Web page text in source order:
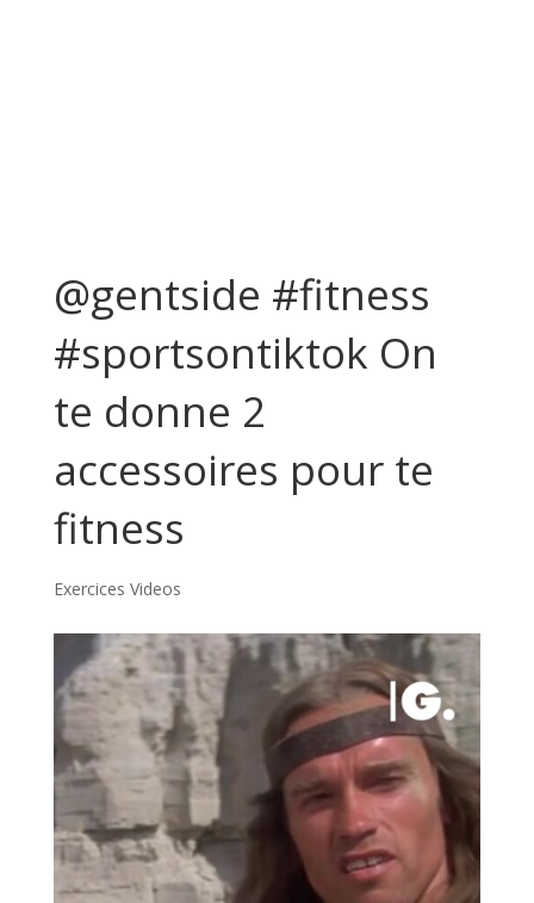
@gentside #fitness
#sportsontiktok On
te donne 2
accessoires pour te
fitness
Exercices Videos